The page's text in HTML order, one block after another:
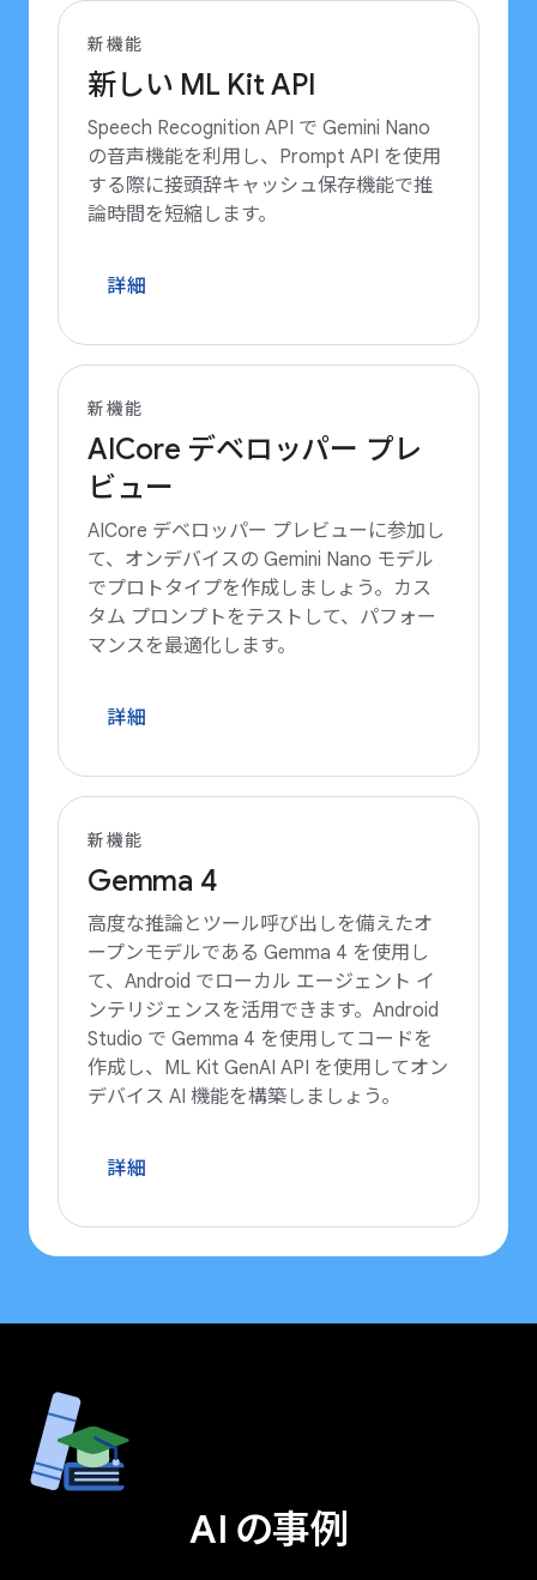
新機能
新しい ML Kit API
Speech Recognition API で Gemini Nano
の音声機能を利用し、Prompt API を使用
する際に接頭辞キャッシュ保存機能で推
論時間を短縮します。
詳細
新機能
AICore デベロッパー プレ
ビュー
AICore デベロッパー プレビューに参加し
て、オンデバイスの Gemini Nano モデル
でプロトタイプを作成しましょう。カス
タム プロンプトをテストして、パフォー
マンスを最適化します。
詳細
新機能
Gemma 4
高度な推論とツール呼び出しを備えたオ
ープンモデルである Gemma 4 を使用し
て、Android でローカル エージェント イ
ンテリジェンスを活用できます。Android
Studio で Gemma 4 を使用してコードを
作成し、ML Kit GenAI API を使用してオン
デバイス AI 機能を構築しましょう。
詳細
AI の事例